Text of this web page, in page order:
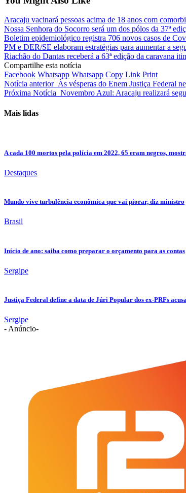
Aracaju vacinará pessoas acima de 18 anos com
Nossa Senhora do Socorro será um dos pólos da 37ª
Boletim epidemiológico registra 706 novos casos de
PM e DER/SE elaboram estratégias para aumentar a
Riachão do Dantas receberá a 63ª edição da caravana
Compartilhe esta notícia
Facebook Whatsapp Whatsapp Copy Link Print
Notícia anterior Às vésperas do Enem Justiça Federal
Próxima Notícia Novembro Azul: Aracaju realizará
Mais lidas
A cada 100 mortos pela polícia em 2022, 65 eram negros,
Destaques
Mundo vive turbulência econômica que vai piorar, diz ministro
Brasil
Início de ano: saiba como preparar o orçamento para as contas
Sergipe
Justiça Federal define a data de Júri Popular dos ex-PRFs
Sergipe
- Anúncio-